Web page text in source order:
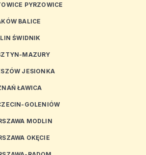
PYRZOWICE
BALICE
ŚWIDNIK
MAZURY
JESIONKA
ŁAWICA
GOLENIÓW
MODLIN
OKĘCIE